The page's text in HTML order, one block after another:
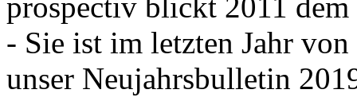
prospectiv blickt 2011
- Sie ist im letzten Jahr
unser Neujahrsbulletin